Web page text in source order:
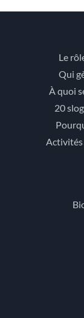
Le
Qui
À quoi
20
Activités